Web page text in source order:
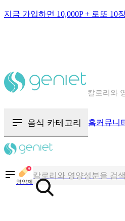
지금 가입하면 10,000P + 로또 10
칼로리와
음식 카테고리 홈커뮤니
영양제
칼로리와 영양성분을 검
혈당 · 다이어트 음식 검